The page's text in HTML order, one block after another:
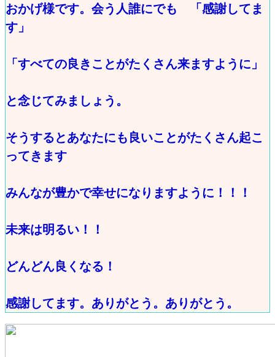
おかげ様です。会う人誰にでも 「感謝してま
す」
「すべての良きことがたくさん来ますように」
と念じてみましょう。
そうするとあなたにも良いことがたくさん起こ
ってきます
みんなが豊かで幸せになりますように！！！
未来は明るい！！
どんどん良くなる！
感謝してます。ありがとう。ありがとう。